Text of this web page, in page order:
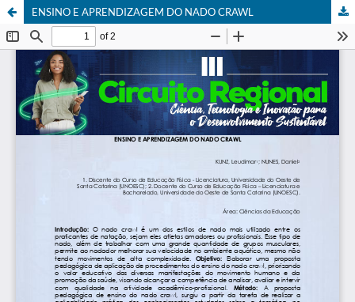
ENSINO E APRENDIZAGEM DO NADO CRAWL